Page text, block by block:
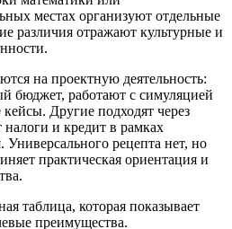
местах организуют отдельные
различия отражают культурные и
на проектную деятельность:
бюджет, работают с симуляцией
Другие подходят через
и кредит в рамках
Универсального рецепта нет, но
практическая ориентация и
таблица, которая показывает
преимущества.